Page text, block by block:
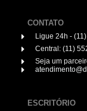
CONTATO
Ligue 24h -
Central: (11)
Seja um
ESCRITÓRIO